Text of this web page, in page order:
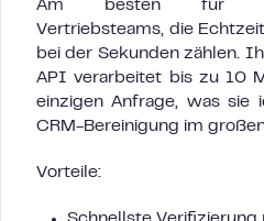
Am besten für
Vertriebsteams, die
bei der Sekunden zählen.
API verarbeitet bis zu 10
einzigen Anfrage, was sie
CRM-Bereinigung im
Vorteile: